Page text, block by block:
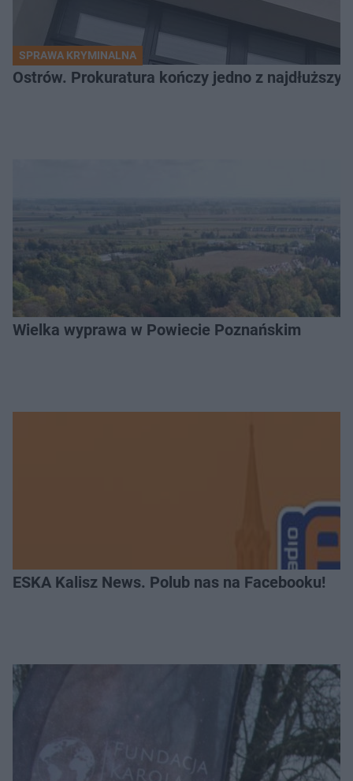
SPRAWA KRYMINALNA
Ostrów. Prokuratura kończy jedno z
Wielka wyprawa w Powiecie Poznańskim
ESKA Kalisz News. Polub nas na Facebooku!